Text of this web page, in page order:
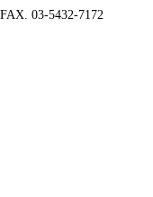
FAX. 03-5432-7172